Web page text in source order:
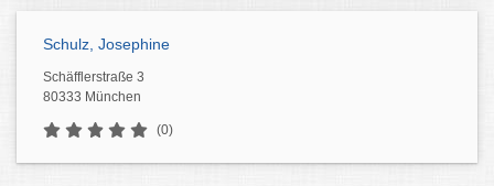
Schulz, Josephine
Schäfflerstraße 3
80333 München
(0)